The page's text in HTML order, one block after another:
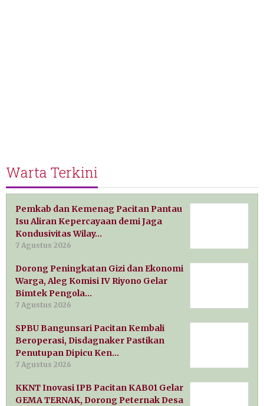
Warta Terkini
Pemkab dan Kemenag Pacitan Pantau
Isu Aliran Kepercayaan demi Jaga
Kondusivitas Wilay…
7 Agustus 2026
Dorong Peningkatan Gizi dan Ekonomi
Warga, Aleg Komisi IV Riyono Gelar
Bimtek Pengola…
7 Agustus 2026
SPBU Bangunsari Pacitan Kembali
Beroperasi, Disdagnaker Pastikan
Penutupan Dipicu Ken…
7 Agustus 2026
KKNT Inovasi IPB Pacitan KAB01 Gelar
GEMA TERNAK, Dorong Peternak Desa